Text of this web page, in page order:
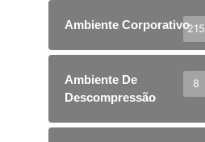
Ambiente Corporativo215
Ambiente De
Descompressão
8